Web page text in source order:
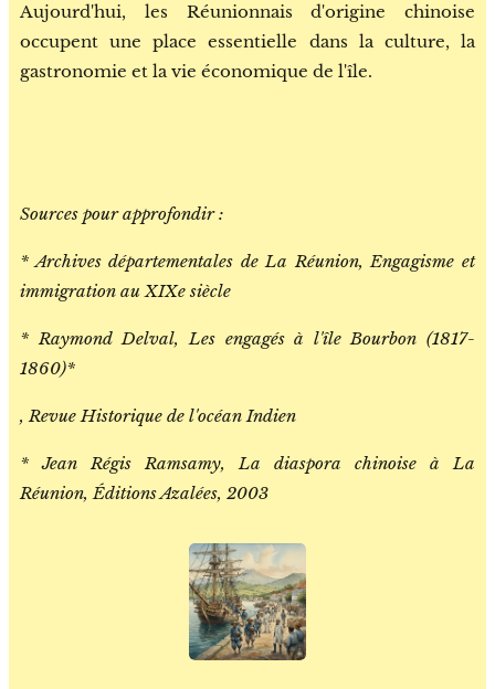
Aujourd'hui, les Réunionnais d'origine chinoise
occupent une place essentielle dans la culture, la
gastronomie et la vie économique de l'île.
Sources pour approfondir :
* Archives départementales de La Réunion, Engagisme et
immigration au XIXe siècle
* Raymond Delval, Les engagés à l'île Bourbon (1817-
1860)*
, Revue Historique de l'océan Indien
* Jean Régis Ramsamy, La diaspora chinoise à La
Réunion, Éditions Azalées, 2003